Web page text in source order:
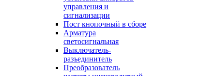
управления и
сигнализации
Пост кнопочный в сборе
Арматура
светосигнальная
Выключатель-
разъединитель
Преобразователь